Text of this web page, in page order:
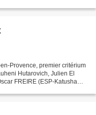
Provence, premier critérium
Hutarovich, Julien El
FREIRE (ESP-Katusha